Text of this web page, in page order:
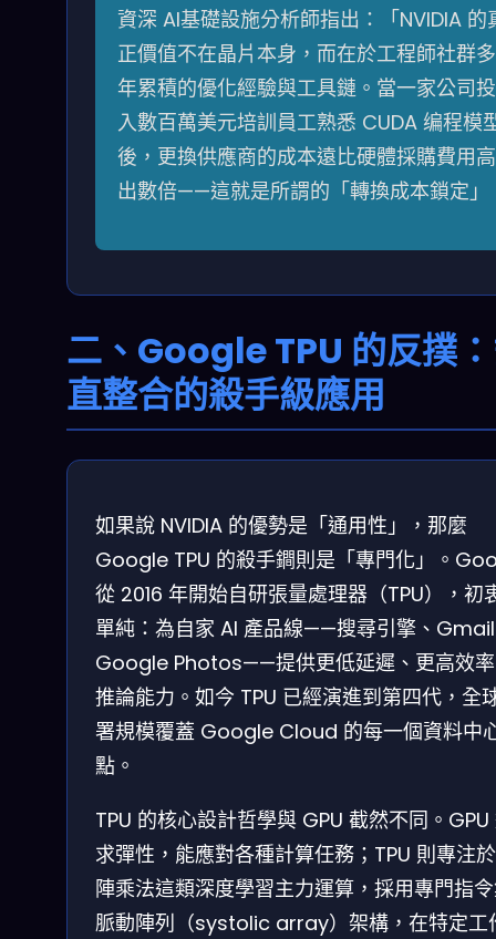
資深 AI基礎設施分析師指出：「NVIDIA 的
正價值不在晶片本身，而在於工程師社群多
年累積的優化經驗與工具鏈。當一家公司投
入數百萬美元培訓員工熟悉 CUDA 编程模
後，更換供應商的成本遠比硬體採購費用高
出數倍——這就是所謂的「轉換成本鎖定」
二、Google TPU 的反撲
直整合的殺手級應用
如果說 NVIDIA 的優勢是「通用性」，那麼
Google TPU 的殺手鐧則是「專門化」。
從 2016 年開始自研張量處理器（TPU），初
單純：為自家 AI 產品線——搜尋引擎、
Google Photos——提供更低延遲、更高效
推論能力。如今 TPU 已經演進到第四代，全
署規模覆蓋 Google Cloud 的每一個資料中
點。
TPU 的核心設計哲學與 GPU 截然不同。GPU
求彈性，能應對各種計算任務；TPU 則專注
陣乘法這類深度學習主力運算，採用專門指
脈動陣列（systolic array）架構，在特定工